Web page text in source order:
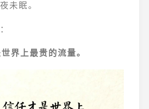
未眠。
界上最贵的流量。